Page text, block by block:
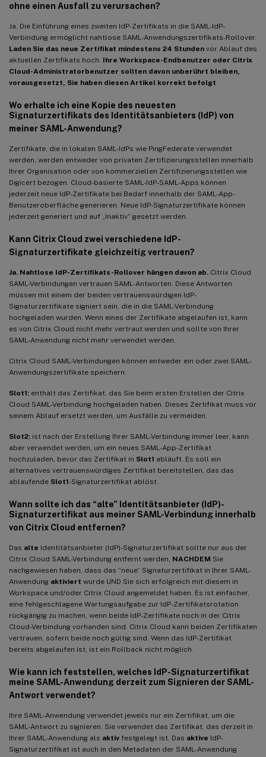
ohne einen Ausfall zu verursachen?
Ja. Die Einführung eines zweiten IdP-Zertifikats in die SAML-IdP-
Verbindung ermöglicht nahtlose SAML-Anwendungszertifikats-Rollover.
Laden Sie das neue Zertifikat mindestens 24 Stunden vor Ablauf des
aktuellen Zertifikats hoch. Ihre Workspace-Endbenutzer oder Citrix
Cloud-Administratorbenutzer sollten davon unberührt bleiben,
vorausgesetzt, Sie haben diesen Artikel korrekt befolgt
Wo erhalte ich eine Kopie des neuesten
Signaturzertifikats des Identitätsanbieters (IdP) von
meiner SAML-Anwendung?
Zertifikate, die in lokalen SAML-IdPs wie PingFederate verwendet
werden, werden entweder von privaten Zertifizierungsstellen innerhalb
Ihrer Organisation oder von kommerziellen Zertifizierungsstellen wie
Digicert bezogen. Cloud-basierte SAML-IdP-SAML-Apps können
jederzeit neue IdP-Zertifikate bei Bedarf innerhalb der SAML-App-
Benutzeroberfläche generieren. Neue IdP-Signaturzertifikate können
jederzeit generiert und auf „Inaktiv“ gesetzt werden.
Kann Citrix Cloud zwei verschiedene IdP-
Signaturzertifikate gleichzeitig vertrauen?
Ja. Nahtlose IdP-Zertifikats-Rollover hängen davon ab. Citrix Cloud
SAML-Verbindungen vertrauen SAML-Antworten. Diese Antworten
müssen mit einem der beiden vertrauenswürdigen IdP-
Signaturzertifikate signiert sein, die in die SAML-Verbindung
hochgeladen wurden. Wenn eines der Zertifikate abgelaufen ist, kann
es von Citrix Cloud nicht mehr vertraut werden und sollte von Ihrer
SAML-Anwendung nicht mehr verwendet werden.
Citrix Cloud SAML-Verbindungen können entweder ein oder zwei SAML-
Anwendungszertifikate speichern.
Slot1: enthält das Zertifikat, das Sie beim ersten Erstellen der Citrix
Cloud SAML-Verbindung hochgeladen haben. Dieses Zertifikat muss vor
seinem Ablauf ersetzt werden, um Ausfälle zu vermeiden.
Slot2: ist nach der Erstellung Ihrer SAML-Verbindung immer leer, kann
aber verwendet werden, um ein neues SAML-App-Zertifikat
hochzuladen, bevor das Zertifikat in Slot1 abläuft. Es soll ein
alternatives vertrauenswürdiges Zertifikat bereitstellen, das das
ablaufende Slot1-Signaturzertifikat ablöst.
Wann sollte ich das “alte” Identitätsanbieter (IdP)-
Signaturzertifikat aus meiner SAML-Verbindung innerhalb
von Citrix Cloud entfernen?
Das alte Identitätsanbieter (IdP)-Signaturzertifikat sollte nur aus der
Citrix Cloud SAML-Verbindung entfernt werden, NACHDEM Sie
nachgewiesen haben, dass das “neue” Signaturzertifikat in Ihrer SAML-
Anwendung aktiviert wurde UND Sie sich erfolgreich mit diesem in
Workspace und/oder Citrix Cloud angemeldet haben. Es ist einfacher,
eine fehlgeschlagene Wartungsaufgabe zur IdP-Zertifikatsrotation
rückgängig zu machen, wenn beide IdP-Zertifikate noch in der Citrix
Cloud-Verbindung vorhanden sind. Citrix Cloud kann beiden Zertifikaten
vertrauen, sofern beide noch gültig sind. Wenn das IdP-Zertifikat
bereits abgelaufen ist, ist ein Rollback nicht möglich.
Wie kann ich feststellen, welches IdP-Signaturzertifikat
meine SAML-Anwendung derzeit zum Signieren der SAML-
Antwort verwendet?
Ihre SAML-Anwendung verwendet jeweils nur ein Zertifikat, um die
SAML-Antwort zu signieren. Sie verwendet das Zertifikat, das derzeit in
Ihrer SAML-Anwendung als aktiv festgelegt ist. Das aktive IdP-
Signaturzertifikat ist auch in den Metadaten der SAML-Anwendung